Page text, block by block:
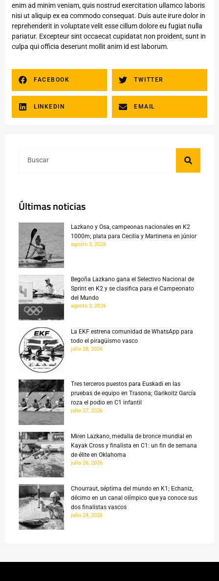
enim ad minim veniam, quis nostrud exercitation ullamco laboris
nisi ut aliquip ex ea commodo consequat. Duis aute irure dolor in
reprehenderit in voluptate velit esse cillum dolore eu fugiat nulla
pariatur. Excepteur sint occaecat cupidatat non proident, sunt in
culpa qui officia deserunt mollit anim id est laborum.
FACEBOOK TWITTER
LINKEDIN EMAIL
Últimas noticias
Lazkano y Osa, campeonas nacionales en K2
1000m; plata para Cecilia y Martinena en júnior
agosto 3, 2026
Begoña Lazkano gana el Selectivo Nacional de
Sprint en K2 y se clasifica para el Campeonato
del Mundo
agosto 3, 2026
La EKF estrena comunidad de WhatsApp para
todo el piragüismo vasco
julio 28, 2026
Tres terceros puestos para Euskadi en las
pruebas de equipo en Trasona; Garikoitz García
roza el podio en C1 infantil
julio 27, 2026
Miren Lazkano, medalla de bronce mundial en
Kayak Cross y finalista en C1: un fin de semana
de élite en Oklahoma
julio 26, 2026
Chourraut, séptima del mundo en K1; Echaniz,
décimo en un canal olímpico que ya conoce sus
dos finalistas vascos
julio 24, 2026